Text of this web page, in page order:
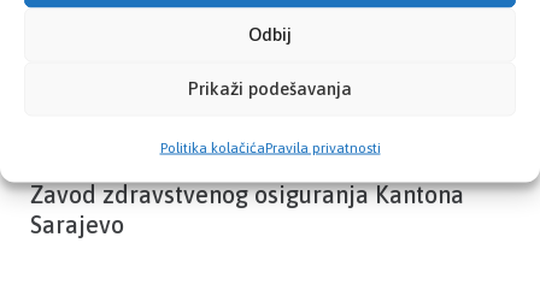
Odbij
Prikaži podešavanja
Politika kolačićaPravila privatnosti
Zavod zdravstvenog osiguranja Kantona
Sarajevo